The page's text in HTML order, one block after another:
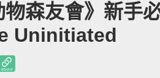
物森友會》新
Uninitiated